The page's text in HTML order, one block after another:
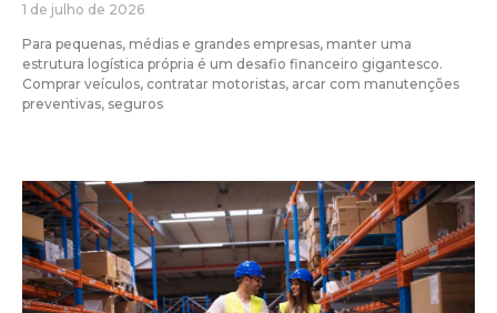
1 de julho de 2026
Para pequenas, médias e grandes empresas, manter uma
estrutura logística própria é um desafio financeiro gigantesco.
Comprar veículos, contratar motoristas, arcar com manutenções
preventivas, seguros